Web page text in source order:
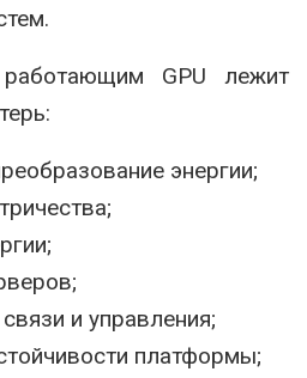
GPU лежит
энергии;
и управления;
платформы;